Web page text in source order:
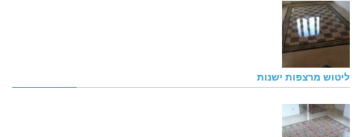
ליטוש מרצפות ישנות